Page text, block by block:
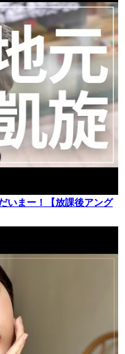
いまー！【放課後アング